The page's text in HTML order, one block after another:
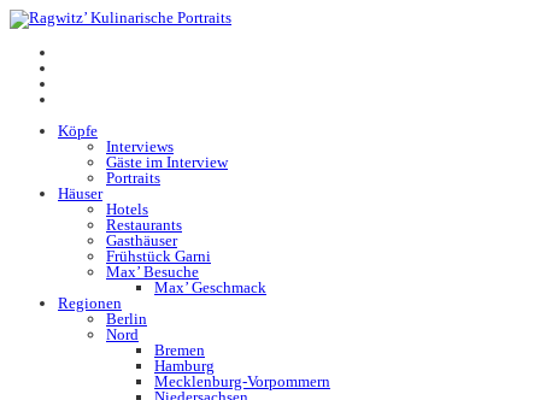
Köpfe
Interviews
Gäste im Interview
Portraits
Häuser
Hotels
Restaurants
Gasthäuser
Frühstück Garni
Max’ Besuche
Max’ Geschmack
Regionen
Berlin
Nord
Bremen
Hamburg
Mecklenburg-Vorpommern